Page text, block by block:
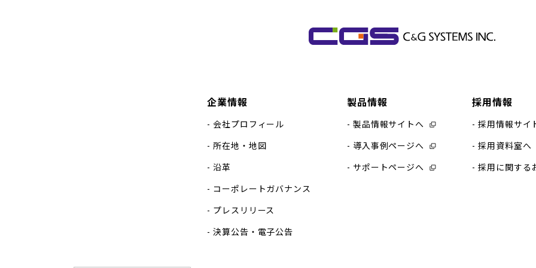
企業情報
会社プロフィール
所在地・地図
沿革
コーポレートガバナンス
プレスリリース
決算公告・電子公告
製品情報
製品情報サイトへ
導入事例ページへ
サポートページへ
採用情報
採用情報サイ
採用資料室へ
採用に関する